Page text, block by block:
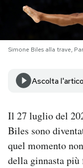
AREA
Area Personale
Newsletter
Simone Biles alla trave,
Ascolta
Il 27 luglio del
Biles sono
quel momento
della ginnasta